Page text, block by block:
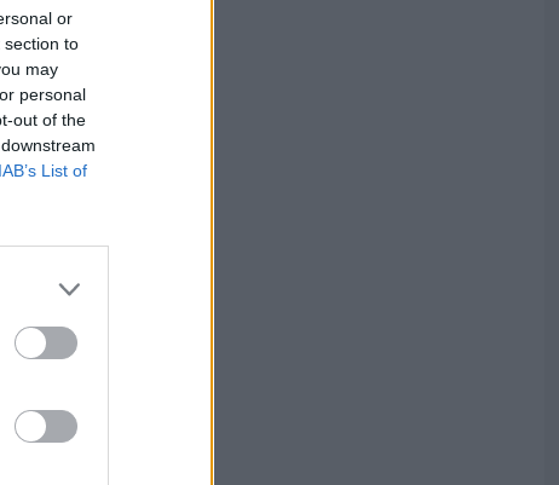
or
section to
may
personal
out of the
IAB’s List of